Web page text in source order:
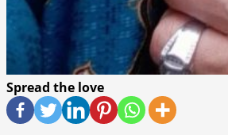
Spread the love